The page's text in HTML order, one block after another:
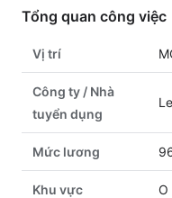
Tổng quan công việc
Vị trí
Công ty / Nhà
tuyển dụng
Mức lương
Khu vực O